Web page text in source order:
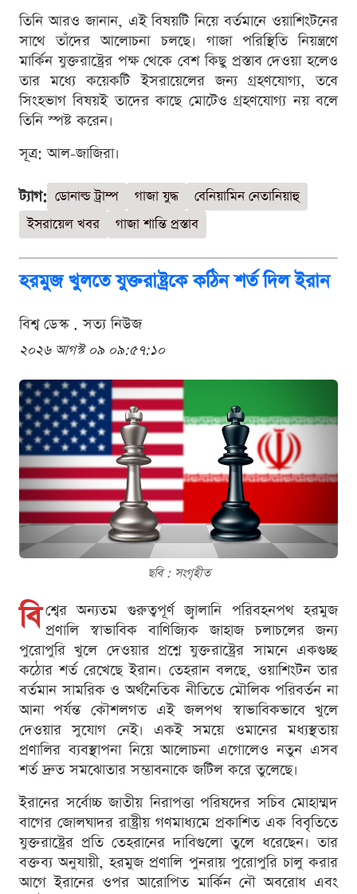
তিনি আরও জানান, এই বিষয়টি নিয়ে বর্তমানে ওয়াশিংটনের
সাথে তাঁদের আলোচনা চলছে। গাজা পরিস্থিতি নিয়ন্ত্রণে
মার্কিন যুক্তরাষ্ট্রের পক্ষ থেকে বেশ কিছু প্রস্তাব দেওয়া হলেও
তার মধ্যে কয়েকটি ইসরায়েলের জন্য গ্রহণযোগ্য, তবে
সিংহভাগ বিষয়ই তাদের কাছে মোটেও গ্রহণযোগ্য নয় বলে
তিনি স্পষ্ট করেন।
সূত্র: আল-জাজিরা।
ট্যাগ: ডোনাল্ড ট্রাম্প গাজা যুদ্ধ
বেনিয়ামিন নেতানিয়াহু
ইসরায়েল খবর
গাজা শান্তি প্রস্তাব
হরমুজ খুলতে যুক্তরাষ্ট্রকে কঠিন শর্ত দিল ইরান
বিশ্ব ডেস্ক . সত্য নিউজ
২০২৬ আগস্ট ০৯ ০৯:৫৭:১০
ছবি : সংগৃহীত
বি শ্বের অন্যতম গুরুত্বপূর্ণ জ্বালানি পরিবহনপথ হরমুজ
প্রণালি স্বাভাবিক বাণিজ্যিক জাহাজ চলাচলের জন্য
পুরোপুরি খুলে দেওয়ার প্রশ্নে যুক্তরাষ্ট্রের সামনে একগুচ্ছ
কঠোর শর্ত রেখেছে ইরান। তেহরান বলছে, ওয়াশিংটন তার
বর্তমান সামরিক ও অর্থনৈতিক নীতিতে মৌলিক পরিবর্তন না
আনা পর্যন্ত কৌশলগত এই জলপথ স্বাভাবিকভাবে খুলে
দেওয়ার সুযোগ নেই। একই সময়ে ওমানের মধ্যস্থতায়
প্রণালির ব্যবস্থাপনা নিয়ে আলোচনা এগোলেও নতুন এসব
শর্ত দ্রুত সমঝোতার সম্ভাবনাকে জটিল করে তুলেছে।
ইরানের সর্বোচ্চ জাতীয় নিরাপত্তা পরিষদের সচিব মোহাম্মদ
বাগের জোলঘাদর রাষ্ট্রীয় গণমাধ্যমে প্রকাশিত এক বিবৃতিতে
যুক্তরাষ্ট্রের প্রতি তেহরানের দাবিগুলো তুলে ধরেছেন। তার
বক্তব্য অনুযায়ী, হরমুজ প্রণালি পুনরায় পুরোপুরি চালু করার
আগে ইরানের ওপর আরোপিত মার্কিন নৌ অবরোধ এবং